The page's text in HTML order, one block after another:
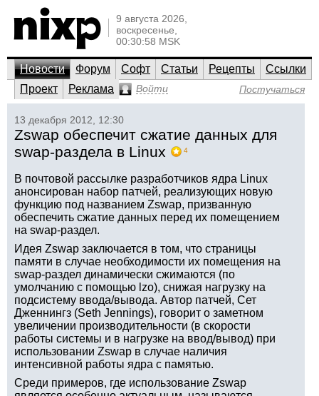
9 августа 2026,
воскресенье,
00:30:58 MSK
Новости Форум Софт Статьи Рецепты
Ссылки
Проект
Реклама Войти Постучаться
13 декабря 2012, 12:30
Zswap обеспечит сжатие данных для
swap-раздела в Linux
4
В почтовой рассылке разработчиков ядра Linux
анонсирован набор патчей, реализующих новую
функцию под названием Zswap, призванную
обеспечить сжатие данных перед их помещением
на swap-раздел.
Идея Zswap заключается в том, что страницы
памяти в случае необходимости их помещения на
swap-раздел динамически сжимаются (по
умолчанию с помощью lzo), снижая нагрузку на
подсистему ввода/вывода. Автор патчей, Сет
Дженнингз (Seth Jennings), говорит о заметном
увеличении производительности (в скорости
работы системы и в нагрузке на ввод/вывод) при
использовании Zswap в случае наличия
интенсивной работы ядра с памятью.
Среди примеров, где использование Zswap